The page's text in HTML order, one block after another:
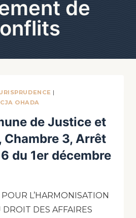
de
|
OHADA
de Justice et
Chambre 3, Arrêt
du 1er décembre
L’HARMONISATION
DES AFFAIRES